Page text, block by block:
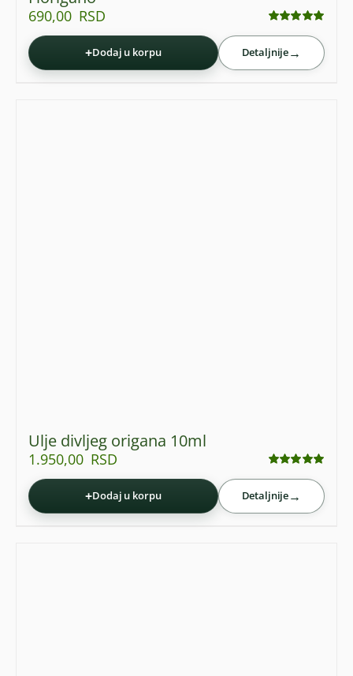
690,00 RSD
+Dodaj u korpu Detaljnije→
Ulje divljeg origana 10ml
1.950,00 RSD
+Dodaj u korpu Detaljnije→